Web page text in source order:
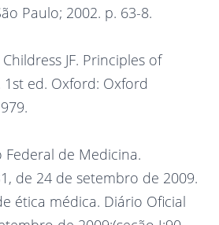
Paulo; 2002. p. 63-8.
JF. Principles of
1st ed. Oxford: Oxford
Federal de Medicina.
de 24 de setembro de 2009.
ética médica. Diário Oficial